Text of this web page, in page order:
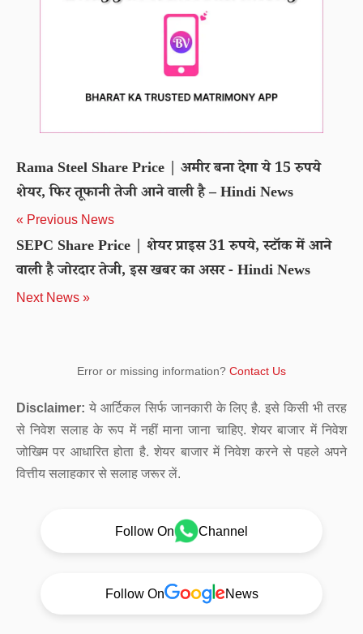
Rama Steel Share Price | अमीर बना देगा ये 15 रुपये
शेयर, फिर तूफानी तेजी आने वाली है – Hindi News
« Previous News
SEPC Share Price | शेयर प्राइस 31 रुपये, स्टॉक में आने
वाली है जोरदार तेजी, इस खबर का असर - Hindi News
Next News »
Error or missing information? Contact Us
Disclaimer: ये आर्टिकल सिर्फ जानकारी के लिए है. इसे किसी भी तरह
से निवेश सलाह के रूप में नहीं माना जाना चाहिए. शेयर बाजार में निवेश
जोखिम पर आधारित होता है. शेयर बाजार में निवेश करने से पहले अपने
वित्तीय सलाहकार से सलाह जरूर लें.
Follow On Channel
Follow On News